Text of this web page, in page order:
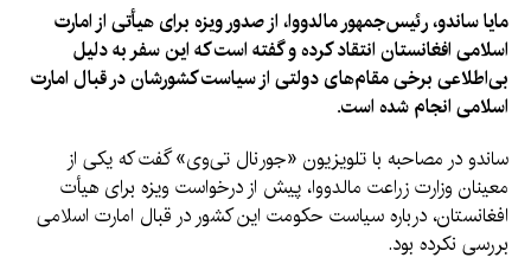
مایا ساندو، رئیس‌جمهور مالدووا، از صدور ویزه برای هیأتی از امارت
اسلامی افغانستان انتقاد کرده و گفته است که این سفر به دلیل
بی‌اطلاعی برخی مقام‌های دولتی از سیاست کشورشان در قبال امارت
اسلامی انجام شده است.
ساندو در مصاحبه با تلویزیون «جورنال تی‌وی» گفت که یکی از
معینان وزارت زراعت مالدووا، پیش از درخواست ویزه برای هیأت
افغانستان، درباره سیاست حکومت این کشور در قبال امارت اسلامی
بررسی نکرده بود.